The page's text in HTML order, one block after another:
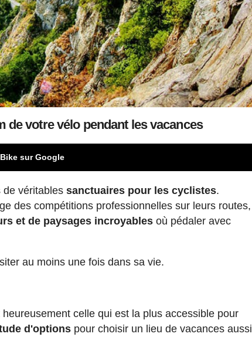
votre vélo pendant les vacances
sur Google
de véritablessanctuaires pour les cyclistes.
des compétitions professionnelles sur leurs routes,
et de paysages incroyables où pédaler avec
au moins une fois dans sa vie.
celle qui est la plus accessible pour
d'options pour choisir un lieu de vacances aussi